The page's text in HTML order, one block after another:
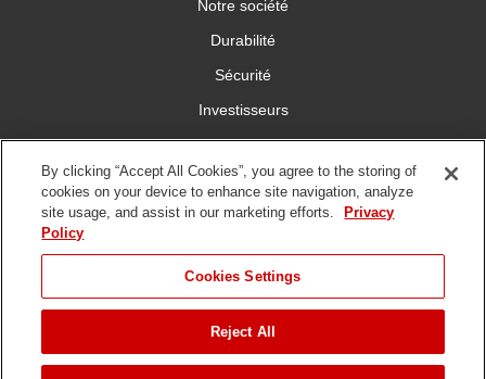
Notre société
Durabilité
Sécurité
Investisseurs
Carrières
Communiquez avec nous
d'utilisation
Politique de
confidentialité
Copyright/DMCA
By clicking “Accept All Cookies”, you agree to the storing of
cookies on your device to enhance site navigation, analyze
site usage, and assist in our marketing efforts.
Privacy
Policy
Cookies Settings
Reject All